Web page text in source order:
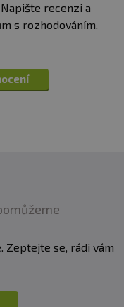
recenzi a
s rozhodováním.
Zeptejte se, rádi vám